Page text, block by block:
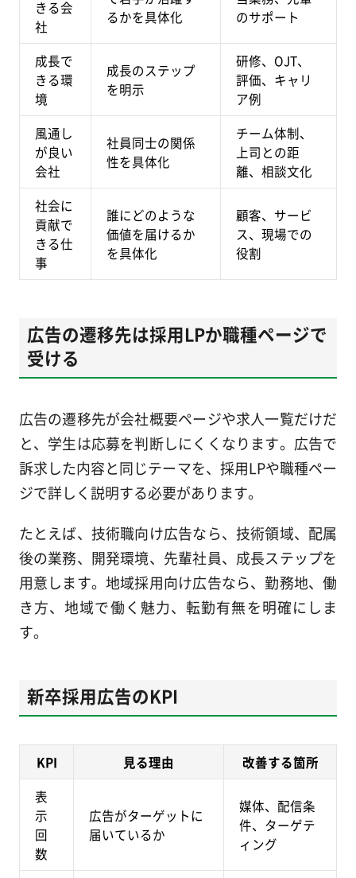
きる会
社
るかを具体化
のサポート
成長で
きる環
境
成長のステップ
を明示
研修、OJT、
評価、キャリ
ア例
風通し
が良い
会社
社員同士の関係
性を具体化
チーム体制、
上司との距
離、相談文化
社会に
貢献で
きる仕
事
誰にどのような
価値を届けるか
を具体化
顧客、サービ
ス、現場での
役割
広告の遷移先は採用LPか職種ページで
受ける
広告の遷移先が会社概要ページや求人一覧だけだ
と、学生は応募を判断しにくくなります。広告で
訴求した内容と同じテーマを、採用LPや職種ペー
ジで詳しく説明する必要があります。
たとえば、技術職向け広告なら、技術領域、配属
後の業務、開発環境、先輩社員、成長ステップを
用意します。地域採用向け広告なら、勤務地、働
き方、地域で働く魅力、転勤有無を明確にしま
す。
新卒採用広告のKPI
KPI 見る理由
改善する箇所
表
示
回
数
広告がターゲットに
届いているか
媒体、配信条
件、ターゲテ
ィング